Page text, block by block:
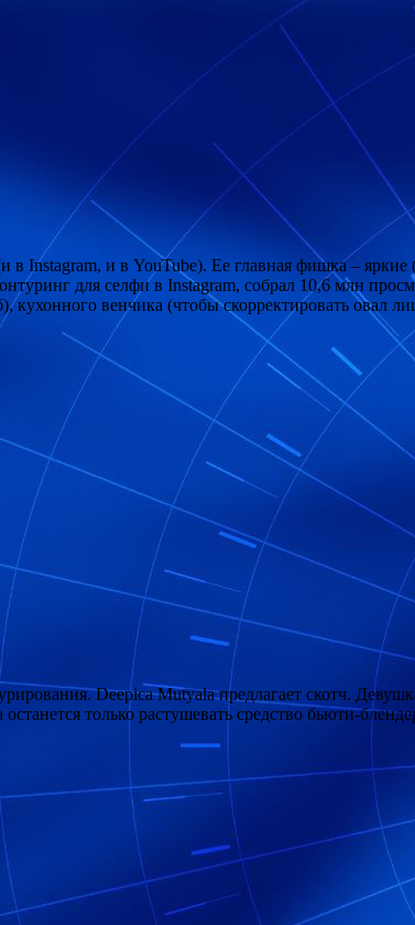
Instagram, и в YouTube). Ее главная фишка –
для селфи в Instagram, собрал 10,6 млн
венчика (чтобы скорректировать овал
Deepica Mutyala предлагает скотч.
только растушевать средство бьюти-